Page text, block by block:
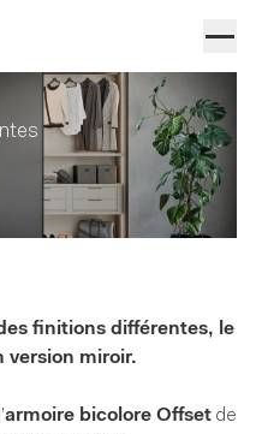
finitions différentes, le
version miroir.
armoire bicolore Offset de